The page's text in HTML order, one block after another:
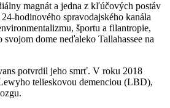
magnát a jedna z kľúčových postáv
hodinového spravodajského kanála
športu a filantropie,
dome neďaleko Tallahassee na
potvrdil jeho smrť. V roku 2018
telieskovou demenciou (LBD),